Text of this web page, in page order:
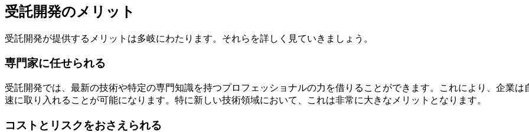
受託開発のメリット
受託開発が提供するメリットは多岐にわたります。それらを詳しく見ていきましょう。
専門家に任せられる
受託開発では、最新の技術や特定の専門知識を持つプロフェッショナルの力を借りることができます。これにより、企業
速に取り入れることが可能になります。特に新しい技術領域において、これは非常に大きなメリットとなります。
コストとリスクをおさえられる